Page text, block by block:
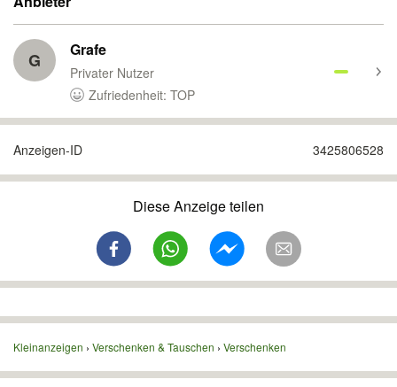
G Grafe
Privater Nutzer
Zufriedenheit: TOP
Anzeigen-ID 3425806528
Diese Anzeige teilen
Kleinanzeigen Verschenken & Tauschen Verschenken